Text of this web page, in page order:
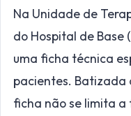
Na Unidade de
do Hospital de Base
uma ficha técnica
pacientes. Batizada
ficha não se limita a